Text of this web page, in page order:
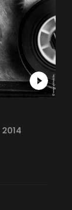
2014